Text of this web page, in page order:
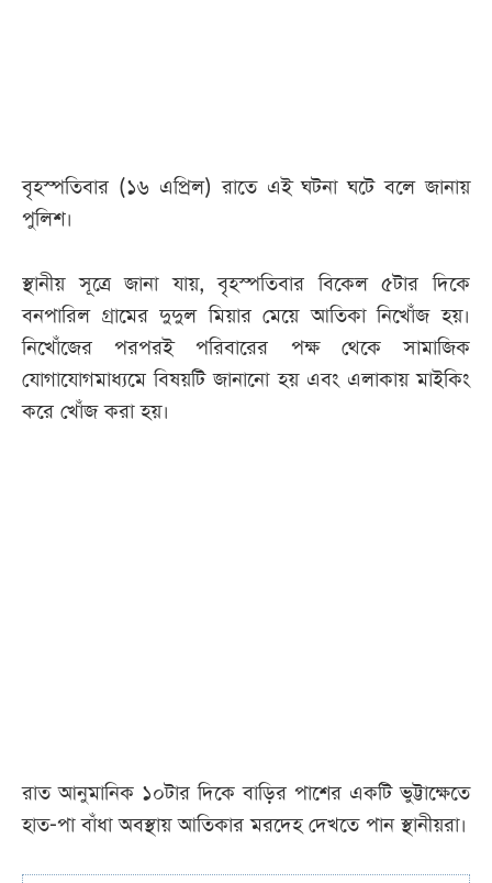
বৃহস্পতিবার (১৬ এপ্রিল) রাতে এই ঘটনা ঘটে বলে জানায়
পুলিশ।
স্থানীয় সূত্রে জানা যায়, বৃহস্পতিবার বিকেল ৫টার দিকে
বনপারিল গ্রামের দুদুল মিয়ার মেয়ে আতিকা নিখোঁজ হয়।
নিখোঁজের পরপরই পরিবারের পক্ষ থেকে সামাজিক
যোগাযোগমাধ্যমে বিষয়টি জানানো হয় এবং এলাকায় মাইকিং
করে খোঁজ করা হয়।
রাত আনুমানিক ১০টার দিকে বাড়ির পাশের একটি ভুট্টাক্ষেতে
হাত-পা বাঁধা অবস্থায় আতিকার মরদেহ দেখতে পান স্থানীয়রা।